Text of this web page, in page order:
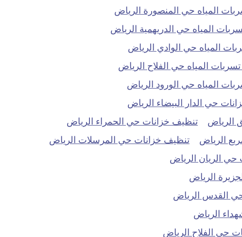
المياه حي المنصورة الرياض
المياه حي الدريهمية الرياض
المياه حي الوادي الرياض
المياه حي الفلاح الرياض
المياه حي الورود الرياض
حي الدار البيضاء الرياض
الرياض
تنظيف خزانات حي الحمراء الرياض
الرياض
تنظيف خزانات حي المرسلات الرياض
الريان الرياض
الرياض
القدس الرياض
الرياض
حي الفلاح الرياض